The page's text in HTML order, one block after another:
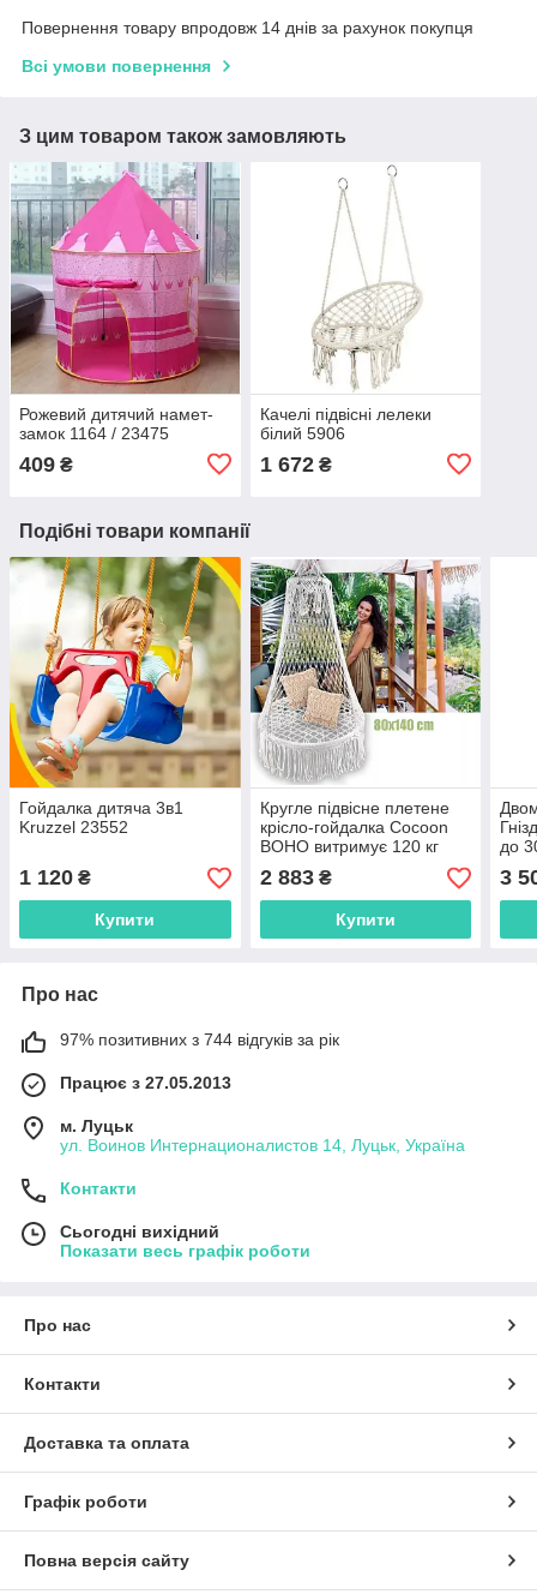
Повернення товару впродовж 14 днів за рахунок покупця
Всі умови повернення
З цим товаром також замовляють
Рожевий дитячий намет-
замок 1164 / 23475
409 ₴
Качелі підвісні лелеки
білий 5906
1 672₴
Подібні товари компанії
Гойдалка дитяча 3в1
Kruzzel 23552
1 120 ₴
Купити
Кругле підвісне плетене
крісло-гойдалка Cocoon
BOHO витримує 120 кг
HK4
2 883₴
Купити
до
для
3
Про нас
97% позитивних з 744 відгуків за рік
Працює з 27.05.2013
м. Луцьк
ул. Воинов Интернационалистов 14, Луцьк, Україна
Контакти
Сьогодні вихідний
Показати весь графік роботи
Про нас
Контакти
Доставка та оплата
Графік роботи
Повна версія сайту